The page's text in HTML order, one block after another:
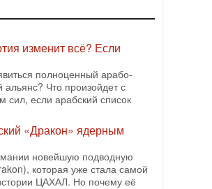
— на реальном месте в
партий. Причем речь идет
изменит всё? Если
полноценный арабо-
альянс? Что произойдет с
сил, если арабский список
«Дракон» ядерным
новейшую подводную
которая уже стала самой
ЦАХАЛ. Но почему её